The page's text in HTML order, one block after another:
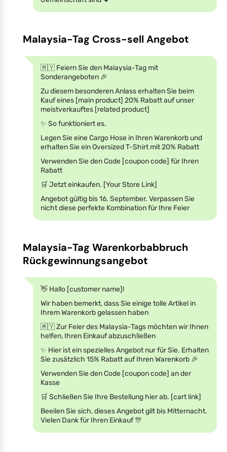
Malaysia-Tag Cross-sell Angebot
🇲🇾 Feiern Sie den Malaysia-Tag mit
Sonderangeboten 🎉
Zu diesem besonderen Anlass erhalten Sie beim
Kauf eines [main product] 20% Rabatt auf unser
meistverkauftes [related product]
✨ So funktioniert es.
Legen Sie eine Cargo Hose in Ihren Warenkorb und
erhalten Sie ein Oversized T-Shirt mit 20% Rabatt
Verwenden Sie den Code [coupon code] für Ihren
Rabatt
🛒 Jetzt einkaufen. [Your Store Link]
Angebot gültig bis 16. September. Verpassen Sie
nicht diese perfekte Kombination für Ihre Feier
Malaysia-Tag Warenkorbabbruch
Rückgewinnungsangebot
👋 Hallo [customer name]!
Wir haben bemerkt, dass Sie einige tolle Artikel in
Ihrem Warenkorb gelassen haben
🇲🇾 Zur Feier des Malaysia-Tags möchten wir Ihnen
helfen, Ihren Einkauf abzuschließen
✨ Hier ist ein spezielles Angebot nur für Sie. Erhalten
Sie zusätzlich 15% Rabatt auf Ihren Warenkorb 🎉
Verwenden Sie den Code [coupon code] an der
Kasse
🛒 Schließen Sie Ihre Bestellung hier ab. [cart link]
Beeilen Sie sich, dieses Angebot gilt bis Mitternacht.
Vielen Dank für Ihren Einkauf 🎊